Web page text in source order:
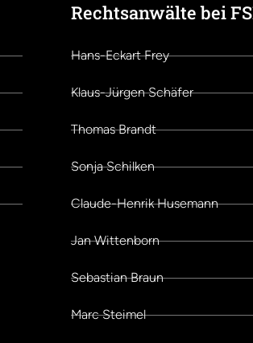
Rechtsanwälte bei
Hans-Eckart Frey
Klaus-Jürgen Schäfer
Thomas Brandt
Sonja Schilken
Claude-Henrik Husemann
Jan Wittenborn
Sebastian Braun
Marc Steimel